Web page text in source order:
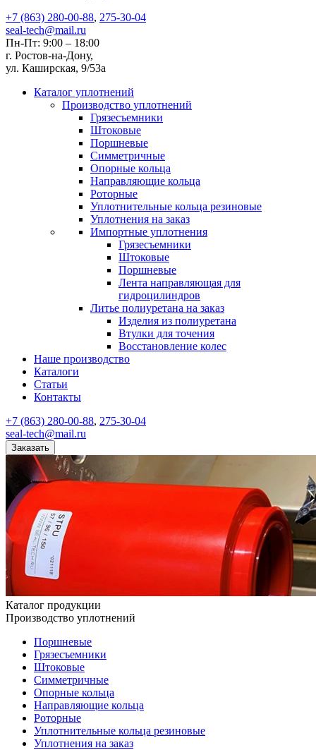
+7 (863) 280-00-88, 275-30-04
seal-tech@mail.ru
Пн-Пт: 9:00 – 18:00
г. Ростов-на-Дону,
ул. Каширская, 9/53а
Каталог уплотнений
Производство уплотнений
Грязесъемники
Штоковые
Поршневые
Симметричные
Опорные кольца
Направляющие кольца
Роторные
Уплотнительные кольца резиновые
Уплотнения на заказ
Импортные уплотнения
Грязесъемники
Штоковые
Поршневые
Лента направляющая для
гидроцилиндров
Литье полиуретана на заказ
Изделия из полиуретана
Втулки для точения
Восстановление колес
Наше производство
Каталоги
Статьи
Контакты
+7 (863) 280-00-88, 275-30-04
seal-tech@mail.ru
Заказать
Каталог продукции
Производство уплотнений
Поршневые
Грязесъемники
Штоковые
Симметричные
Опорные кольца
Направляющие кольца
Роторные
Уплотнительные кольца резиновые
Уплотнения на заказ